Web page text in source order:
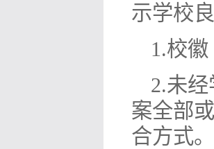
示学校
1.校
2.未
案全部
合方式。